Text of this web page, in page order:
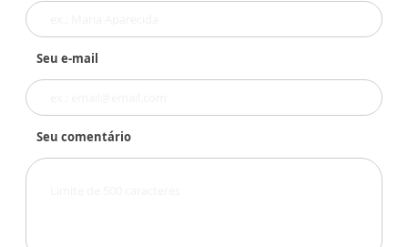
Seu e-mail
Seu comentário